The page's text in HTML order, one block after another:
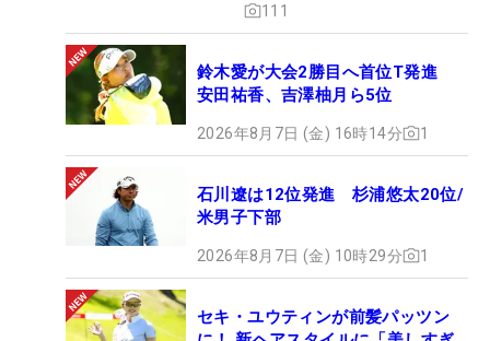
111
鈴木愛が大会2勝目へ首位T発進
安田祐香、吉澤柚月ら5位
2026年8月7日 (金) 16時14分 1
石川遼は12位発進 杉浦悠太20位/
米男子下部
2026年8月7日 (金) 10時29分 1
セキ・ユウティンが前髪パッツン